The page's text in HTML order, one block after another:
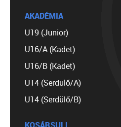
AKADÉMIA
U19 (Junior)
U16/A (Kadet)
U16/B (Kadet)
U14 (Serdülő/A)
U14 (Serdülő/B)